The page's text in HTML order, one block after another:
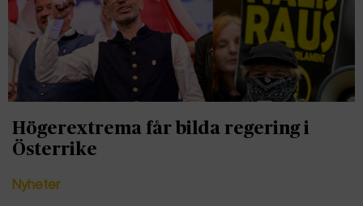
Högerextrema får bilda regering i
Österrike
Nyheter